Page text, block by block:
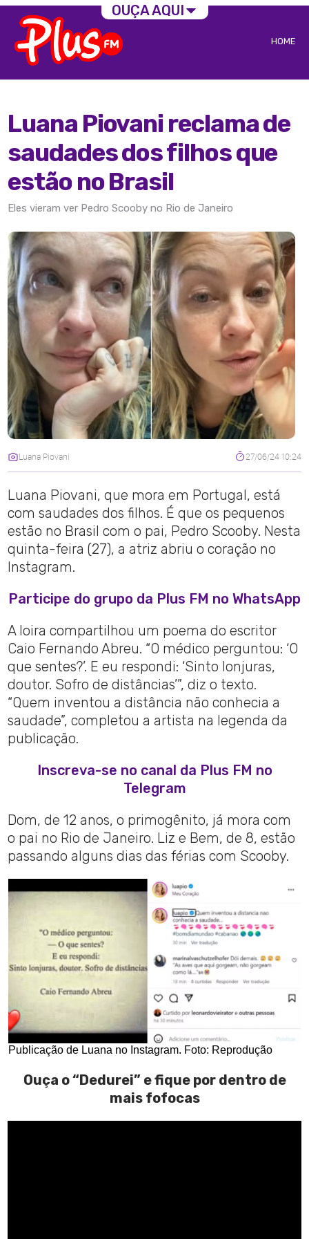
HOME
Luana Piovani reclama de
saudades dos filhos que
estão no Brasil
Eles vieram ver Pedro Scooby no Rio de Janeiro
Luana Piovani 27/06/24 10:24
Luana Piovani, que mora em Portugal, está
com saudades dos filhos. É que os pequenos
estão no Brasil com o pai, Pedro Scooby. Nesta
quinta-feira (27), a atriz abriu o coração no
Instagram.
Participe do grupo da Plus FM no WhatsApp
A loira compartilhou um poema do escritor
Caio Fernando Abreu. “O médico perguntou: ‘O
que sentes?’. E eu respondi: ‘Sinto lonjuras,
doutor. Sofro de distâncias’”, diz o texto.
“Quem inventou a distância não conhecia a
saudade”, completou a artista na legenda da
publicação.
Inscreva-se no canal da Plus FM no
Telegram
Dom, de 12 anos, o primogênito, já mora com
o pai no Rio de Janeiro. Liz e Bem, de 8, estão
passando alguns dias das férias com Scooby.
Publicação de Luana no Instagram. Foto: Reprodução
Ouça o “Dedurei” e fique por dentro de
mais fofocas
OUÇA AQUI